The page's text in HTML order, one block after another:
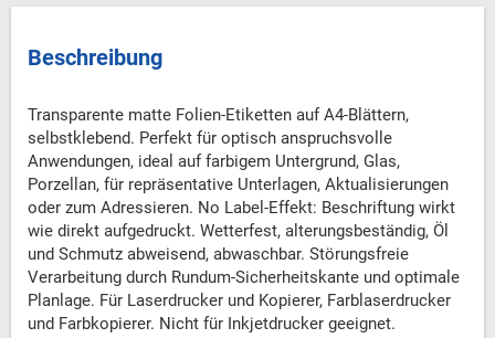
Beschreibung
Transparente matte Folien-Etiketten auf A4-Blättern,
selbstklebend. Perfekt für optisch anspruchsvolle
Anwendungen, ideal auf farbigem Untergrund, Glas,
Porzellan, für repräsentative Unterlagen, Aktualisierungen
oder zum Adressieren. No Label-Effekt: Beschriftung wirkt
wie direkt aufgedruckt. Wetterfest, alterungsbeständig, Öl
und Schmutz abweisend, abwaschbar. Störungsfreie
Verarbeitung durch Rundum-Sicherheitskante und optimale
Planlage. Für Laserdrucker und Kopierer, Farblaserdrucker
und Farbkopierer. Nicht für Inkjetdrucker geeignet.